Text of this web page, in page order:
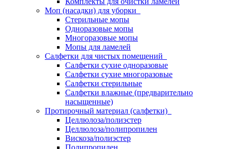
Моп (насадки) для уборки
Стерильные мопы
Одноразовые мопы
Многоразовые мопы
Мопы для ламелей
Салфетки для чистых помещений
Салфетки сухие одноразовые
Салфетки сухие многоразовые
Салфетки стерильные
Салфетки влажные (предварительно
насыщенные)
Протирочный материал (салфетки)
Целлюлоза/полиэстер
Целлюлоза/полипропилен
Вискоза/полиэстер